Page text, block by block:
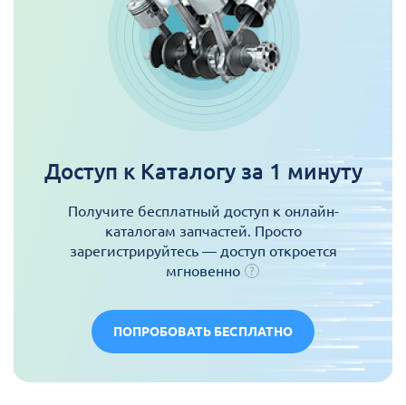
Доступ к Каталогу за 1 минуту
Получите бесплатный доступ к онлайн-
каталогам запчастей. Просто
зарегистрируйтесь — доступ откроется
мгновенно
ПОПРОБОВАТЬ БЕСПЛАТНО